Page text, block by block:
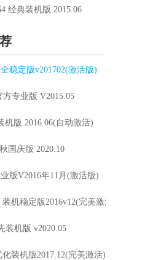
经典装机版 2015.06
稳定版v201702(激活版)
方专业版 V2015.05
机版 2016.06(自动激活)
国庆版 2020.10
版V2016年11月(激活版)
机稳定版2016v12(完美激活)
装机版 v2020.05
装机版2017.12(完美激活)